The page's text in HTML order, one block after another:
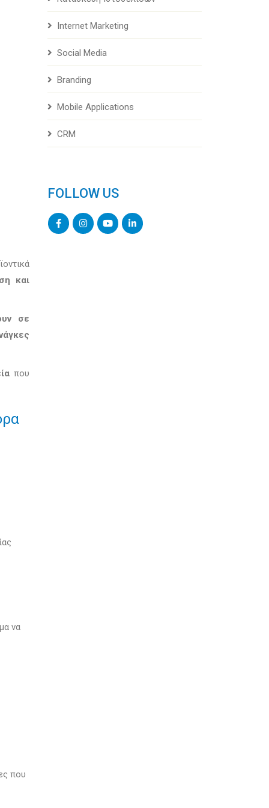
και
σε
που
να
που
Internet Marketing
Social Media
Branding
Mobile Applications
CRM
FOLLOW US